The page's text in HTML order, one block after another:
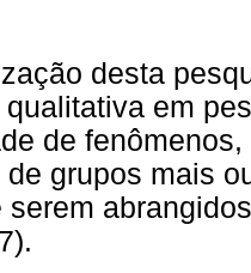
desta
qualitativa em
de
grupos mais
serem